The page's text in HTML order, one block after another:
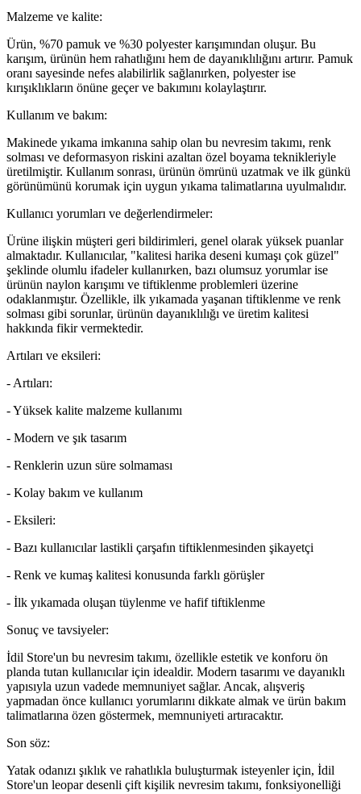
Malzeme ve kalite:
Ürün, %70 pamuk ve %30 polyester karışımından oluşur. Bu
karışım, ürünün hem rahatlığını hem de dayanıklılığını artırır. Pamuk
oranı sayesinde nefes alabilirlik sağlanırken, polyester ise
kırışıklıkların önüne geçer ve bakımını kolaylaştırır.
Kullanım ve bakım:
Makinede yıkama imkanına sahip olan bu nevresim takımı, renk
solması ve deformasyon riskini azaltan özel boyama teknikleriyle
üretilmiştir. Kullanım sonrası, ürünün ömrünü uzatmak ve ilk günkü
görünümünü korumak için uygun yıkama talimatlarına uyulmalıdır.
Kullanıcı yorumları ve değerlendirmeler:
Ürüne ilişkin müşteri geri bildirimleri, genel olarak yüksek puanlar
almaktadır. Kullanıcılar, "kalitesi harika deseni kumaşı çok güzel"
şeklinde olumlu ifadeler kullanırken, bazı olumsuz yorumlar ise
ürünün naylon karışımı ve tiftiklenme problemleri üzerine
odaklanmıştır. Özellikle, ilk yıkamada yaşanan tiftiklenme ve renk
solması gibi sorunlar, ürünün dayanıklılığı ve üretim kalitesi
hakkında fikir vermektedir.
Artıları ve eksileri:
- Artıları:
- Yüksek kalite malzeme kullanımı
- Modern ve şık tasarım
- Renklerin uzun süre solmaması
- Kolay bakım ve kullanım
- Eksileri:
- Bazı kullanıcılar lastikli çarşafın tiftiklenmesinden şikayetçi
- Renk ve kumaş kalitesi konusunda farklı görüşler
- İlk yıkamada oluşan tüylenme ve hafif tiftiklenme
Sonuç ve tavsiyeler:
İdil Store'un bu nevresim takımı, özellikle estetik ve konforu ön
planda tutan kullanıcılar için idealdir. Modern tasarımı ve dayanıklı
yapısıyla uzun vadede memnuniyet sağlar. Ancak, alışveriş
yapmadan önce kullanıcı yorumlarını dikkate almak ve ürün bakım
talimatlarına özen göstermek, memnuniyeti artıracaktır.
Son söz:
Yatak odanızı şıklık ve rahatlıkla buluşturmak isteyenler için, İdil
Store'un leopar desenli çift kişilik nevresim takımı, fonksiyonelliği